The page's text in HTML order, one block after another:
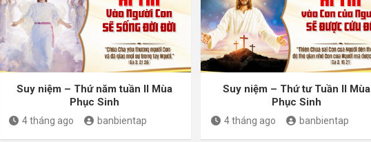
Suy niệm – Thứ năm tuần II Mùa
Phục Sinh
4 tháng ago banbientap
Suy niệm – Thứ tư Tuần II Mùa
Phục Sinh
4 tháng ago banbientap